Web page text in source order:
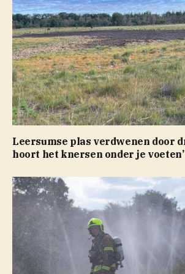
Leersumse plas verdwenen door
hoort het knersen onder je voeten’